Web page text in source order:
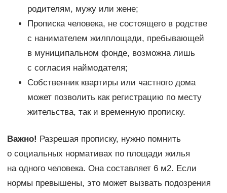
родителям, мужу или жене;
Прописка человека, не состоящего в родстве
с нанимателем жилплощади, пребывающей
в муниципальном фонде, возможна лишь
с согласия наймодателя;
Собственник квартиры или частного дома
может позволить как регистрацию по месту
жительства, так и временную прописку.
Важно! Разрешая прописку, нужно помнить
о социальных нормативах по площади жилья
на одного человека. Она составляет 6 м2. Если
нормы превышены, это может вызвать подозрения